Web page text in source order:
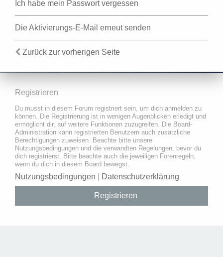
Ich habe mein Passwort vergessen
Die Aktivierungs-E-Mail erneut senden
Zurück zur vorherigen Seite
Registrieren
Du musst in diesem Forum registriert sein, um dich anmelden zu
können. Die Registrierung ist in wenigen Augenblicken erledigt und
ermöglicht dir, auf weitere Funktionen zuzugreifen. Die Board-
Administration kann registrierten Benutzern auch zusätzliche
Berechtigungen zuweisen. Beachte bitte unsere
Nutzungsbedingungen und die verwandten Regelungen, bevor du
dich registrierst. Bitte beachte auch die jeweiligen Forenregeln,
wenn du dich in diesem Board bewegst.
Nutzungsbedingungen Datenschutzerklärung
Registrieren